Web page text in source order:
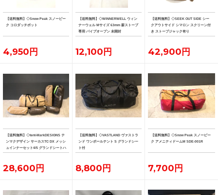
【送料無料】◇Snow Peak スノーピー
ク コロダッチポット
4,950円
【送料無料】◇WINNERWELL ウィン
ナーウェル Mサイズ 63mm 薪ストーブ
専用 パイプオーブン 未開封
12,100円
【送料無料】◇SEEK OUT SIDE シー
クアウトサイド シマロン スクリーン付
き ストーブジャック有り
42,900円
【送料無料】◇tent-MarkDESIGNS テ
ンマクデザイン サーカスTC DX メッシ
ュインナーセット4/5 グランドシートハ
ーフ フロントフラップ
28,600円
【送料無料】◇VASTLAND ヴァストラ
ンド ワンポールテント S グランドシー
ト付
8,800円
【送料無料】◇Snow Peak スノーピー
ク アメニティドームM SDE-001R
7,700円